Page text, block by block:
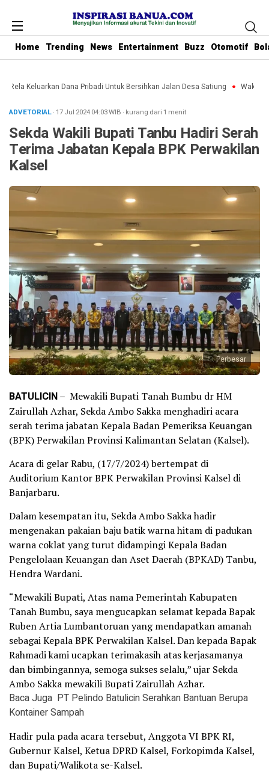
Home Trending News Entertainment Buzz Otomotif
Rela Keluarkan Dana Pribadi Untuk Bersihkan Jalan Desa Satiung Waket
ADVETORIAL· 17 Jul 202404:03WIB · kurang dari 1 menit
Sekda Wakili Bupati Tanbu Hadiri Serah
Terima Jabatan Kepala BPK Perwakilan
Kalsel
Perbesar
BATULICIN– Mewakili Bupati Tanah Bumbu dr HM
Zairullah Azhar, Sekda Ambo Sakka menghadiri acara
serah terima jabatan Kepala Badan Pemeriksa Keuangan
(BPK) Perwakilan Provinsi Kalimantan Selatan (Kalsel).
Acara di gelar Rabu, (17/7/2024) bertempat di
Auditorium Kantor BPK Perwakilan Provinsi Kalsel di
Banjarbaru.
Dalam kesempatan itu, Sekda Ambo Sakka hadir
mengenakan pakaian baju batik warna hitam di padukan
warna coklat yang turut didampingi Kepala Badan
Pengelolaan Keuangan dan Aset Daerah (BPKAD) Tanbu,
Hendra Wardani.
“Mewakili Bupati, Atas nama Pemerintah Kabupaten
Tanah Bumbu, saya mengucapkan selamat kepada Bapak
Ruben Artia Lumbantoruan yang mendapatkan amanah
sebagai Kepala BPK Perwakilan Kalsel. Dan kepada Bapak
Rahmadi kami ucapkan terimakasih atas kerjasamanya
dan bimbingannya, semoga sukses selalu,” ujar Sekda
Ambo Sakka mewakili Bupati Zairullah Azhar.
Baca Juga PT Pelindo Batulicin Serahkan Bantuan Berupa
Kontainer Sampah
Hadir pula pada acara tersebut, Anggota VI BPK RI,
Gubernur Kalsel, Ketua DPRD Kalsel, Forkopimda Kalsel,
dan Bupati/Walikota se-Kalsel.